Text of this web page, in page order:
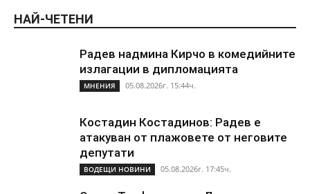
НАЙ-ЧЕТЕНИ
Радев надмина Кирчо в комедийните
излагации в дипломацията
МНЕНИЯ 05.08.2026г. 15:44ч.
Костадин Костадинов: Радев е
атакуван от плажoвете от неговите
депутати
ВОДЕЩИ НОВИНИ 05.08.2026г. 17:45ч.